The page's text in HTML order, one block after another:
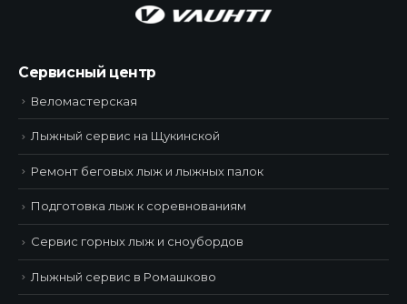
Сервисный центр
Веломастерская
Лыжный сервис на Щукинской
Ремонт беговых лыж и лыжных палок
Подготовка лыж к соревнованиям
Сервис горных лыж и сноубордов
Лыжный сервис в Ромашково